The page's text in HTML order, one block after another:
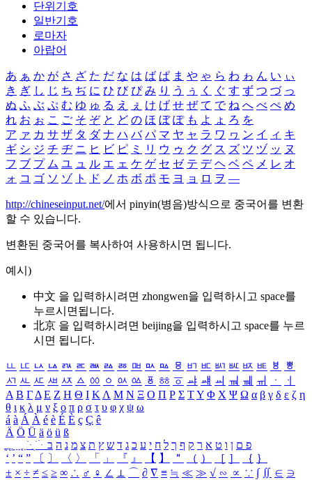
단위기호
일반기호
로마자
아랍어
あ ぁ か が さ ざ た だ な は ば ぱ ま や ゃ ら わ ゎ ん い ぃ
き ぎ し じ ち ぢ に ひ び ぴ み り う ぅ く ぐ す ず つ づ っ
ぬ ふ ぶ ぷ む ゆ ゅ る え ぇ け げ せ ぜ て で ね へ べ ぺ め
れ お ぉ こ ご そ ぞ と ど の ほ ぼ ぽ も よ ょ ろ を
ア ァ カ サ ザ タ ダ ナ ハ バ パ マ ヤ ャ ラ ワ ヮ ン イ ィ キ
ギ シ ジ チ ヂ ニ ヒ ビ ピ ミ リ ウ ゥ ク グ ス ズ ツ ヅ ッ ヌ
フ ブ プ ム ユ ュ ル エ ェ ケ ゲ セ ゼ テ デ ヘ ベ ペ メ レ オ
ォ コ ゴ ソ ゾ ト ド ノ ホ ボ ポ モ ヨ ョ ロ ヲ ―
http://chineseinput.net/에서 pinyin(병음)방식으로 중국어를 변환
할 수 있습니다.
변환된 중국어를 복사하여 사용하시면 됩니다.
예시)
中文 을 입력하시려면 zhongwen을 입력하시고 space를
누르시면됩니다.
北京 을 입력하시려면 beijing을 입력하시고 space를 누르
시면 됩니다.
ㅥ ㅦ ㅧ ㅨ ㅩ ㅪ ㅫ ㅬ ㅭ ㅮ ㅯ ㅰ ㅱ ㅲ ㅳ ㅴ ㅵ ㅶ ㅷ ㅸ
ㅹ
ㅺ ㅻ ㅼ ㅽ ㅾ ㅿ ㆀ ㆁ ㆂ ㆃ ㆄ ㆅ ㆆ ㆇ ㆈ ㆉ ㆊ ㆋ ㆌ ㆍ
ㆎ
Α Β ΓΔ Ε Ζ Η Θ Ι ΚΛ Μ Ν Ξ Ο Π Ρ Σ ΤΥ Φ Χ Ψ Ω α β γ δ ε ζ η
θ ι κ λ μ ν ξ ο π ρ σ τ υ φ χ ψ ω
á à Á À é è É È ç Ç ê
Ä Ö Ü ä ö ü ß
ִֶֹ ֻּ ׁׂ פ ם ן ו ט א ר ק ף ך ל ח י ע כ ג ד ש ץ ת צ מ נ ה ב
‘ ’ “ ” 〔 〕 〈 〉 「 」 『 』 【 】 ＂ （ ） ［ ］ ｛ ｝
± × ÷ ≠ ≤ ≥ ∞ ∴ ♂ ♀ ∠ ⊥ ⌒ ∂ ∇ ≡ ≒ ≪ ≫ √ ∽ ∝ ∵ ∫ ∬ ∈ ∋